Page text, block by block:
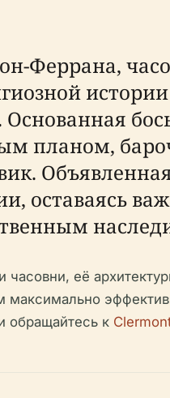
Феррана,
планом,
оставаясь
её
максимально
обращайтесь к